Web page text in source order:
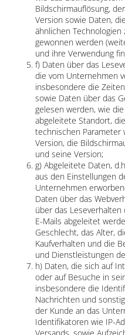
Bildschirmauflösung,
Version sowie Daten,
ähnlichen
gewonnen werden
und ihre Verwendung
f) Daten über das
die vom Unternehmen
insbesondere die
sowie Daten über das
gelesen werden, wie
abgeleitete Standort,
technischen Parameter
Version, die
und seine Version;
g) Abgeleitete Daten,
aus den Einstellungen
Unternehmen
Daten über das
über das
E-Mails abgeleitet
Geschlecht, das Alter,
Kaufverhalten und die
und Dienstleistungen
h) Daten, die sich auf
oder auf Besuche in
insbesondere die
Nachrichten und
der Kunde an das
Identifikatoren wie IP-